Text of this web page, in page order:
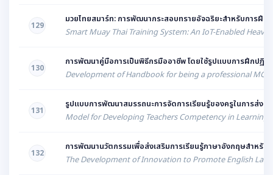
129
มวยไทยสมาร์ท: การพัฒนากระสอบทรายอัจฉริยะสำหรับการฝึก
Smart Muay Thai Training System: An IoT-Enabled
130
การพัฒนาคู่มือการเป็นพิธีกรมืออาชีพ โดยใช้รูปแบบการฝึกปฏิ
Development of Handbook for being a professional MC
131
รูปแบบการพัฒนาสมรรถนะการจัดการเรียนรู้ของครูในการส่ง
Model for Developing Teachers Competency in
132
การพัฒนานวัตกรรมเพื่อส่งเสริมการเรียนรู้ภาษาอังกฤษสำหรับ
The Development of Innovation to Promote English